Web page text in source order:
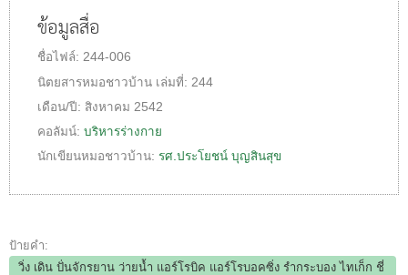
ข้อมูลสื่อ
ชื่อไฟล์: 244-006
นิตยสารหมอชาวบ้าน เล่มที่: 244
เดือน/ปี: สิงหาคม 2542
คอลัมน์: บริหารร่างกาย
นักเขียนหมอชาวบ้าน: รศ.ประโยชน์ บุญสินสุข
ป้ายคำ:
วิ่ง เดิน ปั่นจักรยาน ว่ายน้ำ แอร์โรบิค แอร์โรบอคซิ่ง รำกระบอง ไทเก็ก ชี่